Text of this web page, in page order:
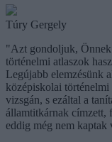
Túry Gergely
"Azt gondoljuk, Önnek
történelmi atlaszok
Legújabb elemzésünk
középiskolai történelmi
vizsgán, s ezáltal a
államtitkárnak címzett,
eddig még nem kaptak